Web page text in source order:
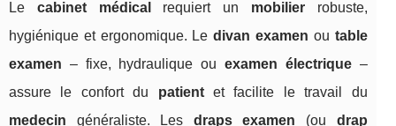
Le cabinet médical requiert un mobilierrobuste,
hygiénique et ergonomique. Ledivan examen ou table
examen – fixe, hydraulique ou examen électrique–
assure le confort du patientet facilite le travail du
medecin généraliste. Les draps examen (ou drap